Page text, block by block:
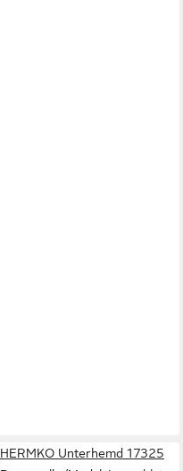
HERMKO Unterhemd 17325